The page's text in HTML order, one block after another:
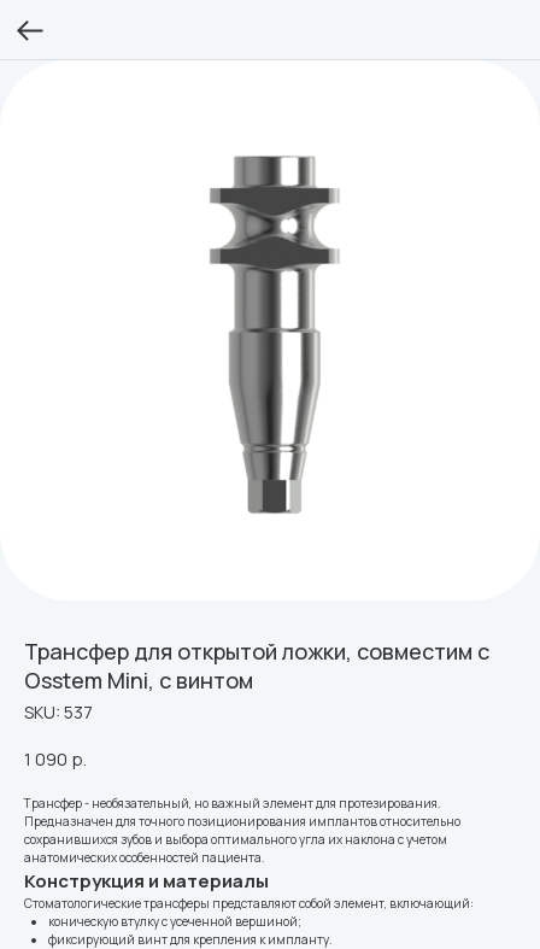
Трансфер для открытой ложки, совместим с
Osstem Mini, с винтом
SKU: 537
1 090 р.
Трансфер - необязательный, но важный элемент для протезирования.
Предназначен для точного позиционирования имплантов относительно
сохранившихся зубов и выбора оптимального угла их наклона с учетом
анатомических особенностей пациента.
Конструкция и материалы
Стоматологические трансферы представляют собой элемент, включающий:
коническую втулку с усеченной вершиной;
фиксирующий винт для крепления к импланту.